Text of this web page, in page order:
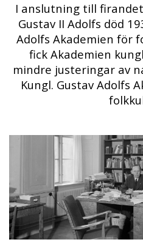
I anslutning till
Gustav II Adolfs död
Adolfs Akademien för
fick Akademien
mindre justeringar av
Kungl. Gustav Adolfs